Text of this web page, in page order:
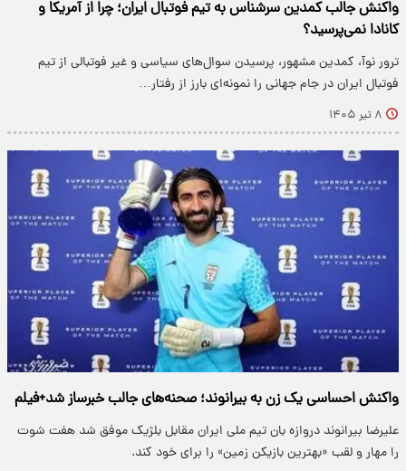
واکنش جالب کمدین سرشناس به تیم فوتبال ایران؛ چرا از آمریکا و
کانادا نمی‌پرسید؟
ترور نوآ، کمدین مشهور، پرسیدن سوال‌های سیاسی و غیر فوتبالی از تیم
فوتبال ایران در جام جهانی را نمونه‌ای بارز از رفتار…
۸ تیر ۱۴۰۵
واکنش احساسی یک زن به بیرانوند؛ صحنه‌های جالب خبرساز شد+فیلم
علیرضا بیرانوند دروازه بان تیم ملی ایران مقابل بلژیک موفق شد هفت شوت
را مهار و لقب «بهترین بازیکن زمین» را برای خود کند.